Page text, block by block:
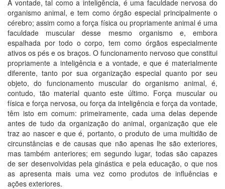
A vontade, tal como a inteligência, é uma faculdade nervosa do
organismo animal, e tem como órgão especial principalmente o
cérebro; assim como a força física ou propriamente animal é uma
faculdade muscular desse mesmo organismo e, embora
espalhada por todo o corpo, tem como órgãos especialmente
ativos os pés e os braços. O funcionamento nervoso que constitui
propriamente a inteligência e a vontade, e que é materialmente
diferente, tanto por sua organização especial quanto por seu
objeto, do funcionamento muscular do organismo animal, é,
contudo, tão material quanto este último. Força muscular ou
física e força nervosa, ou força da inteligência e força da vontade,
têm isto em comum: primeiramente, cada uma delas depende
antes de tudo da organização do animal, organização que ele
traz ao nascer e que é, portanto, o produto de uma multidão de
circunstâncias e de causas que não apenas lhe são exteriores,
mas também anteriores; em segundo lugar, todas são capazes
de ser desenvolvidas pela ginástica e pela educação, o que nos
as apresenta mais uma vez como produtos de influências e
ações exteriores.